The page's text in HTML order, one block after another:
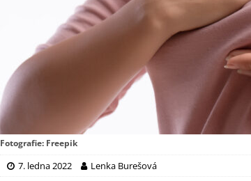
Fotografie: Freepik
7. ledna 2022 Lenka Burešová